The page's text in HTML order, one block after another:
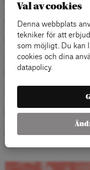
övergripande målet för
regering.
Utvärderingen bygger på
strategidokument,
Slutsatser bygger framför
LO:s förbund och distrikt,
Den del av utvärderingen
”Sverige kan bättre”, den
kommunikation via
Opinion.
Val av cookies
Denna webbplats
tekniker för att
som möjligt. Du kan
cookies och dina
datapolicy.